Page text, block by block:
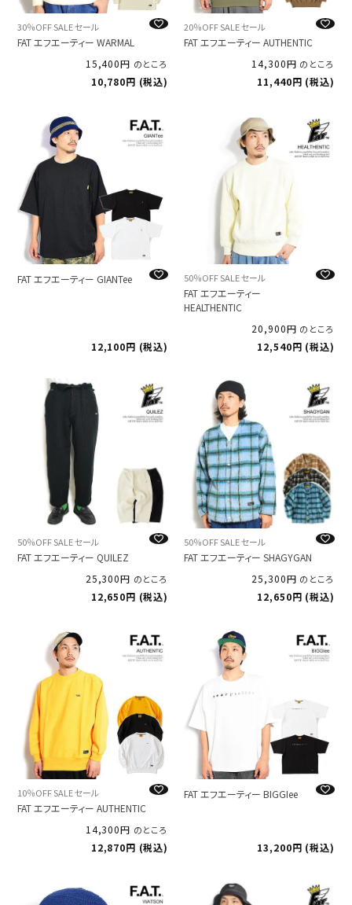
30％OFF SALE セール
FAT エフエーティー WARMAL
15,400
のところ
10,780 税込
20％OFF SALE セール
FAT エフエーティー AUTHENTIC
14,300
のところ
11,440 税込
FAT エフエーティー GIANTee
12,100 税込
50％OFF SALE セール
FAT エフエーティー
HEALTHENTIC
20,900
のところ
12,540 税込
50％OFF SALE セール
FAT エフエーティー QUILEZ
25,300
のところ
12,650 税込
50％OFF SALE セール
FAT エフエーティー SHAGYGAN
25,300
のところ
12,650 税込
10％OFF SALE セール
FAT エフエーティー AUTHENTIC
14,300
のところ
12,870 税込
FAT エフエーティー BIGGIee
13,200 税込